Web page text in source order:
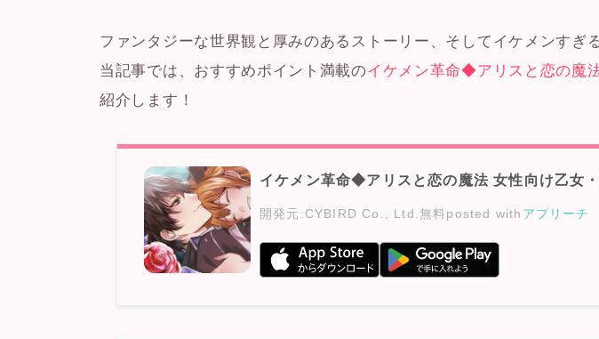
ファンタジーな世界観と厚みのあるストーリー、そしてイケメンすぎ
当記事では、おすすめポイント満載のイケメン革命◆アリスと恋の魔
紹介します！
イケメン革命◆アリスと恋の魔法 女性向け乙女
開発元: CYBIRD Co., Ltd.無料posted with アプリーチ